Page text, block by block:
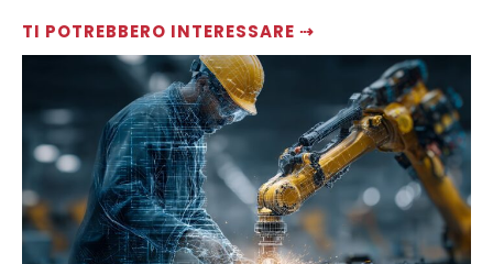
TI POTREBBERO INTERESSARE ⇢